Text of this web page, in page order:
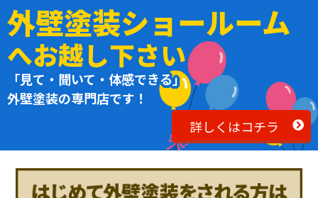
外壁塗装ショールーム
へお越し下さい
「見て・聞いて・体感できる」
外壁塗装の専門店です！
詳しくはコチラ